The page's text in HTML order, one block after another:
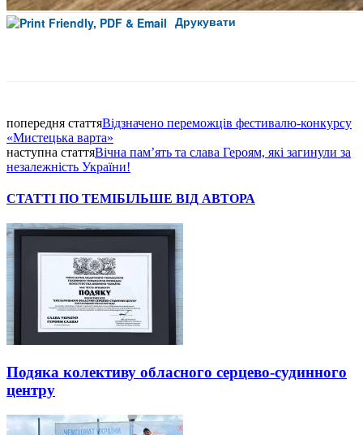
Друкувати
попередня статтяВідзначено переможців фестивалю-конкурсу
«Мистецька варта»
наступна статтяВічна пам’ять та слава Героям, які загинули за
незалежність України!
СТАТТІ ПО ТЕМІБІЛЬШЕ ВІД АВТОРА
Подяка колективу обласного серцево-судинного
центру